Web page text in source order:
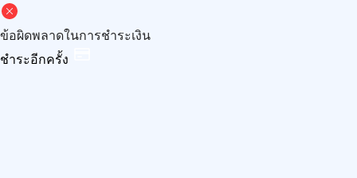
ข้อผิดพลาดในการชำระเงิน
ชำระอีกครั้ง